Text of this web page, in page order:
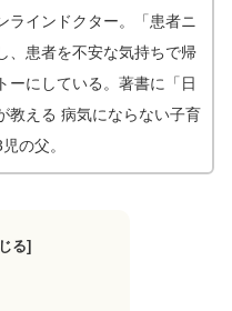
ラインドクター。「患者ニ
、患者を不安な気持ちで帰
ーにしている。著書に「日
教える 病気にならない子育
の父。